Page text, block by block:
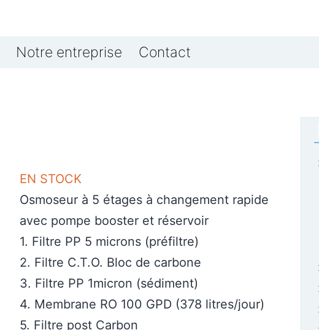
Notre entreprise Contact
EN STOCK
Osmoseur à 5 étages à changement rapide
avec pompe booster et réservoir
1. Filtre PP 5 microns (préfiltre)
2. Filtre C.T.O. Bloc de carbone
3. Filtre PP 1micron (sédiment)
4. Membrane RO 100 GPD (378 litres/jour)
5. Filtre post Carbon